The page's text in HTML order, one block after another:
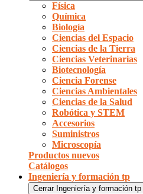
Física
Química
Biología
Ciencias del Espacio
Ciencias de la Tierra
Ciencias Veterinarias
Biotecnología
Ciencia Forense
Ciencias Ambientales
Ciencias de la Salud
Robótica y STEM
Accesorios
Suministros
Microscopía
Productos nuevos
Catálogos
Ingeniería y formación tp
Cerrar Ingeniería y formación tp